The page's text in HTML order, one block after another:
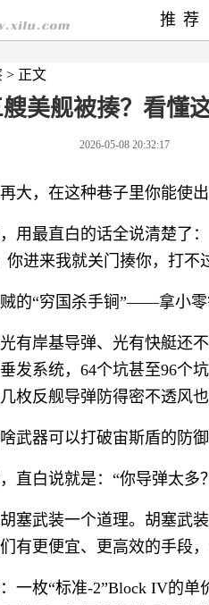
> 正文
美舰被揍？看懂
2026-05-08 20:32:17
大，在这种巷子里你能使出
用最直白的话全说清楚了
你进来我就关门揍你，打不
的“穷国杀手锏”——拿小零
有岸基导弹、光有快艇还
系统，64个坑甚至96个坑
枚反舰导弹防得密不透风也
武器可以打破宙斯盾的防御
直白说就是：“你导弹太多
塞武装一个道理。胡塞武
有更便宜、更高效的手段
一枚“标准-2”Block IV的
推荐